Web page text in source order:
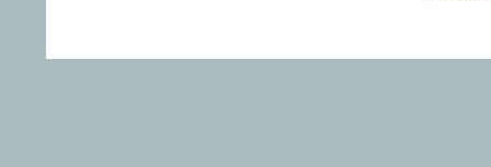
exklusiv in